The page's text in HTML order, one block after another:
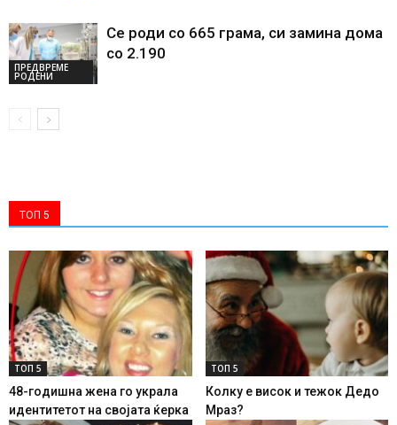
ПРЕДВРЕМЕ
РОДЕНИ
Се роди со 665 грама, си замина дома
со 2.190
ТОП 5
ТОП 5
48-годишна жена го украла
идентитетот на својата ќерка
ТОП 5
Колку е висок и тежок Дедо
Мраз?